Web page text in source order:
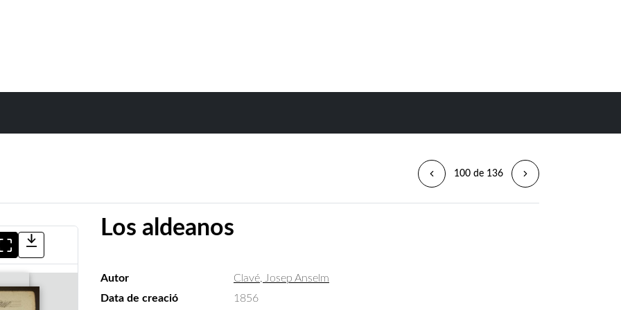
100 de 136
Los aldeanos
Autor
Clavé, Josep Anselm
Data de creació
1856